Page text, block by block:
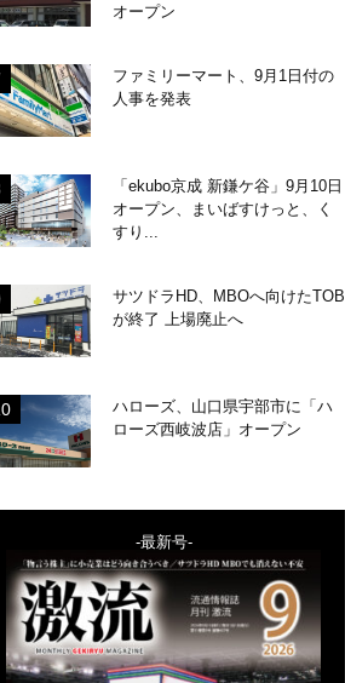
オープン
ファミリーマート、9月1日付の
人事を発表
「ekubo京成 新鎌ケ谷」9月10日
オープン、まいばすけっと、く
すり...
サツドラHD、MBOへ向けたTOB
が終了 上場廃止へ
ハローズ、山口県宇部市に「ハ
ローズ西岐波店」オープン
-最新号-